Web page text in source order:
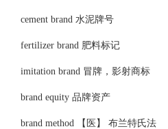
cement brand 水泥牌号
fertilizer brand 肥料标记
imitation brand 冒牌，影射商标
brand equity 品牌资产
brand method 【医】 布兰特氏法